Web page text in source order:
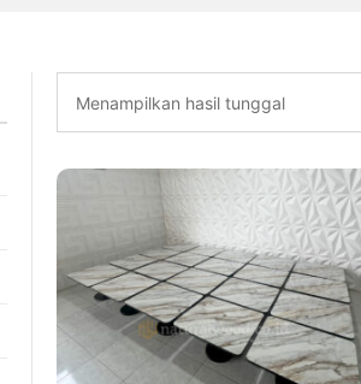
Menampilkan hasil tunggal